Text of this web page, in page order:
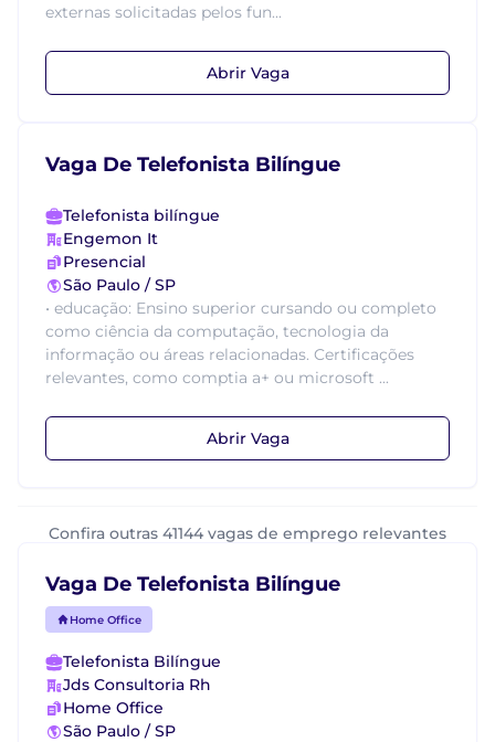
externas solicitadas pelos fun...
Abrir Vaga
Vaga De Telefonista Bilíngue
Telefonista bilíngue
Engemon It
Presencial
São Paulo / SP
• educação: Ensino superior cursando ou completo
como ciência da computação, tecnologia da
informação ou áreas relacionadas. Certificações
relevantes, como comptia a+ ou microsoft ...
Abrir Vaga
Confira outras 41144 vagas de emprego relevantes
Vaga De Telefonista Bilíngue
Home Office
Telefonista Bilíngue
Jds Consultoria Rh
Home Office
São Paulo / SP